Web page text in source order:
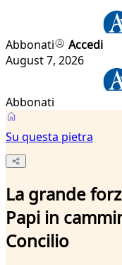
Abbonati
Accedi
August 7, 2026
Abbonati
Su questa pietra
La grande
Papi in
Concilio